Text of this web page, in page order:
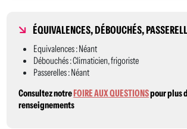
ÉQUIVALENCES, DÉBOUCHÉS,
Equivalences : Néant
Débouchés : Climaticien, frigoriste
Passerelles : Néant
Consultez notreFOIRE AUX QUESTIONSpour plus
renseignements